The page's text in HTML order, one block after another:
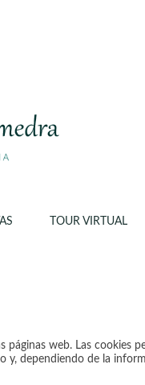
TOUR VIRTUAL
web. Las cookies
y, dependiendo de la